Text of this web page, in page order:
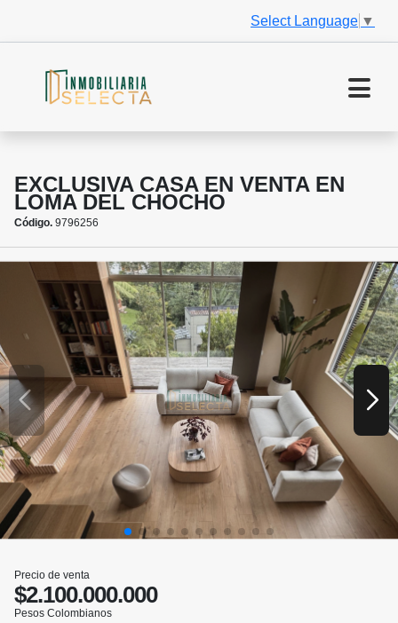
Select Language ▼
EXCLUSIVA CASA EN VENTA EN
LOMA DEL CHOCHO
Código. 9796256
Precio de venta
$2.100.000.000
Pesos Colombianos